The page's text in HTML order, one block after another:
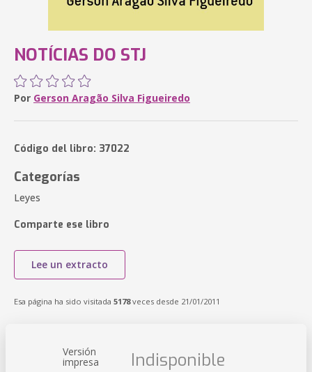
NOTÍCIAS DO STJ
Por Gerson Aragão Silva Figueiredo
Código del libro: 37022
Categorías
Leyes
Comparte ese libro
Lee un extracto
Esa página ha sido visitada 5178veces desde 21/01/2011
Versión
impresa Indisponible